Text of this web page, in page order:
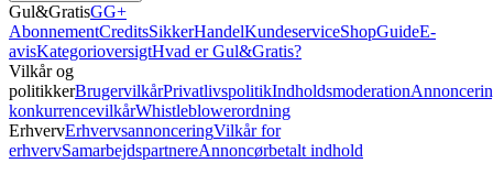
Gul&GratisGG+
AbonnementCreditsSikkerHandelKundeserviceShopGuideE-
avisKategorioversigtHvad er Gul&Gratis?
Vilkår og
politikkerBrugervilkårPrivatlivspolitikIndholdsmoderation
konkurrencevilkårWhistleblowerordning
ErhvervErhvervsannonceringVilkår for
erhvervSamarbejdspartnereAnnoncørbetalt indhold